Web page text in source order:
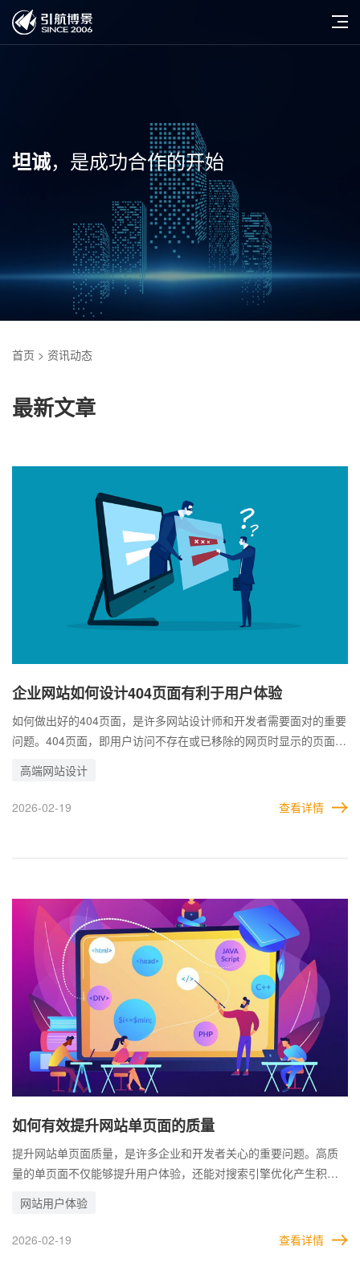
坦诚，是成功合作的开始
首页 > 资讯动态
最新文章
企业网站如何设计404页面有利于用户体验
如何做出好的404页面，是许多网站设计师和开发者需要面对的重要
问题。404页面，即用户访问不存在或已移除的网页时显示的页面，
导致用户流失，甚至影响品牌形象。因此，一个设计良好的404页面
不仅可以化解用户的负面情绪，还能够引导用户回到正确的路径。
言、品牌一致性以及创意互动设计，企业可以将404页面转化为一个
高端网站设计
2026-02-19 查看详情
如何有效提升网站单页面的质量
提升网站单页面质量，是许多企业和开发者关心的重要问题。高质
量的单页面不仅能够提升用户体验，还能对搜索引擎优化产生积极
要从主题内容、技术、布局交互以及数据分析多方面入手，综合考
量用户需求与搜索引擎规则，才能打造出令人满意且具备商业价值
网站用户体验
2026-02-19 查看详情